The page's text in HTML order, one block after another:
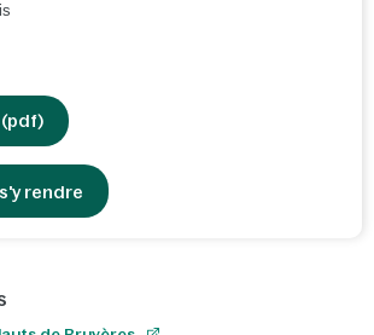
(pdf)
rendre